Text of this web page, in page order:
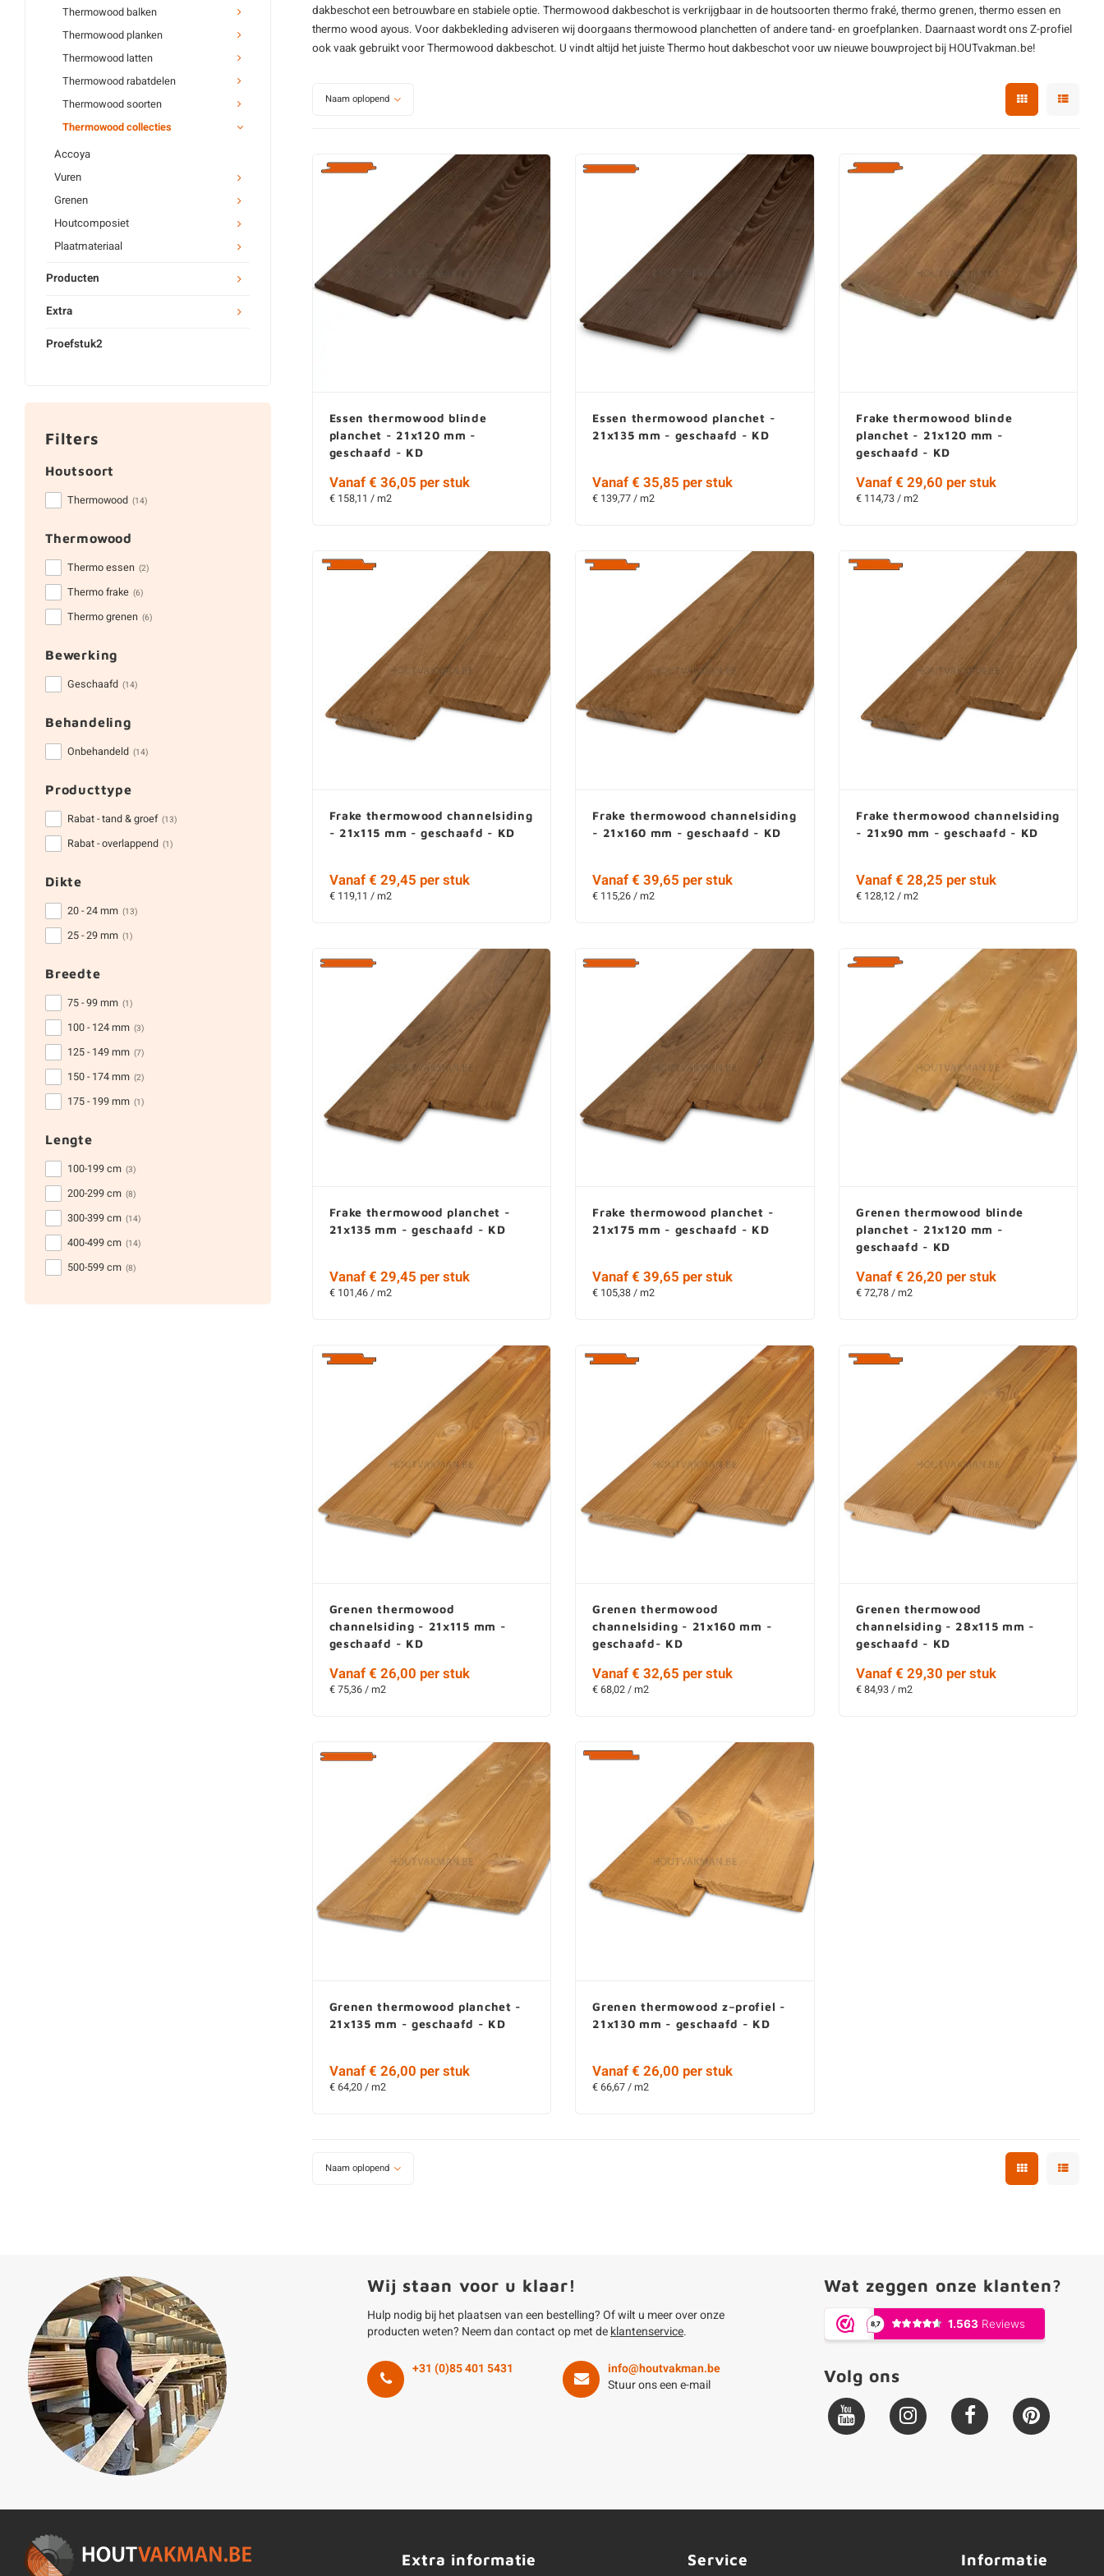
Thermowood balken
Thermowood planken
Thermowood latten
Thermowood rabatdelen
Thermowood soorten
Thermowood collecties
Accoya
Vuren
Grenen
Houtcomposiet
Plaatmateriaal
Producten
Extra
Proefstuk2
Filters
Houtsoort
Thermowood (14)
Thermowood
Thermo essen (2)
Thermo frake (6)
Thermo grenen (6)
Bewerking
Geschaafd (14)
Behandeling
Onbehandeld (14)
Producttype
Rabat - tand & groef (13)
Rabat - overlappend (1)
Dikte
20 - 24 mm (13)
25 - 29 mm (1)
Breedte
75 - 99 mm (1)
100 - 124 mm (3)
125 - 149 mm (7)
150 - 174 mm (2)
175 - 199 mm (1)
Lengte
100-199 cm (3)
200-299 cm (8)
300-399 cm (14)
400-499 cm (14)
500-599 cm (8)
dakbeschot een betrouwbare en stabiele optie. Thermowood dakbeschot is verkrijgbaar in de houtsoorten thermo fraké, thermo grenen, thermo essen en
thermo wood ayous. Voor dakbekleding adviseren wij doorgaansthermowood planchetten of andere tand- en groefplanken. Daarnaast wordt ons Z-profiel
ook vaak gebruikt voor Thermowood dakbeschot. U vindt altijd het juiste Thermo hout dakbeschot voor uw nieuwe bouwproject bij HOUTvakman.be!
Naam oplopend
Essen thermowood blinde
planchet - 21x120 mm -
geschaafd - KD
Vanaf € 36,05 per stuk
€ 158,11 / m2
Essen thermowood planchet -
21x135 mm - geschaafd - KD
Vanaf € 35,85 per stuk
€ 139,77 / m2
Frake thermowood blinde
planchet - 21x120 mm -
geschaafd - KD
Vanaf € 29,60 per stuk
€ 114,73 / m2
Frake thermowood channelsiding
- 21x115 mm - geschaafd - KD
Vanaf € 29,45 per stuk
€ 119,11 / m2
Frake thermowood channelsiding
- 21x160 mm - geschaafd - KD
Vanaf € 39,65 per stuk
€ 115,26 / m2
Frake thermowood channelsiding
- 21x90 mm - geschaafd - KD
Vanaf € 28,25 per stuk
€ 128,12 / m2
Frake thermowood planchet -
21x135 mm - geschaafd - KD
Vanaf € 29,45 per stuk
€ 101,46 / m2
Frake thermowood planchet -
21x175 mm - geschaafd - KD
Vanaf € 39,65 per stuk
€ 105,38 / m2
Grenen thermowood blinde
planchet - 21x120 mm -
geschaafd - KD
Vanaf € 26,20 per stuk
€ 72,78 / m2
Grenen thermowood
channelsiding - 21x115 mm -
geschaafd - KD
Vanaf € 26,00 per stuk
€ 75,36 / m2
Grenen thermowood
channelsiding - 21x160 mm -
geschaafd- KD
Vanaf € 32,65 per stuk
€ 68,02 / m2
Grenen thermowood
channelsiding - 28x115 mm -
geschaafd - KD
Vanaf € 29,30 per stuk
€ 84,93 / m2
Grenen thermowood planchet -
21x135 mm - geschaafd - KD
Vanaf € 26,00 per stuk
€ 64,20 / m2
Grenen thermowood z–profiel -
21x130 mm - geschaafd - KD
Vanaf € 26,00 per stuk
€ 66,67 / m2
Naam oplopend
Wij staan voor u klaar!
Hulp nodig bij het plaatsen van een bestelling? Of wilt u meer over onze
producten weten? Neem dan contact op met deklantenservice.
+31 (0)85 401 5431
info@houtvakman.be
Stuur ons een e-mail
Wat zeggen onze klanten?
Volg ons
Extra informatie Service Informatie